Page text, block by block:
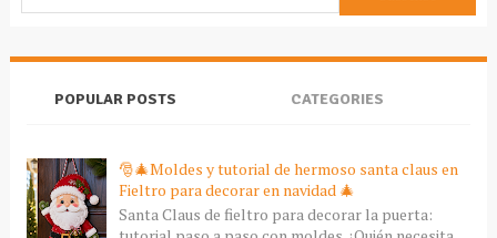
POPULAR POSTS CATEGORIES
🎅🎄Moldes y tutorial de hermoso santa claus en
Fieltro para decorar en navidad 🎄
Santa Claus de fieltro para decorar la puerta: